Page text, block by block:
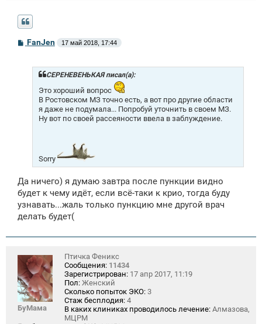
СFanJen 17 май 2018, 17:44
СЕРЕНЕВЕНЬКАЯ писал(а):
Это хороший вопрос
В Ростовском МЗ точно есть, а вот про другие области
я даже не подумала... Попробуй уточнить в своем МЗ.
Ну вот по своей рассеяности ввела в заблуждение.
Sorry
Да ничего) я думаю завтра после пункции видно
будет к чему идёт, если всё-таки к крио, тогда буду
узнавать...жаль только пункцию мне другой врач
делать будет(
БуМама
Птичка Феникс
Сообщения: 11434
Зарегистрирован: 17 апр 2017, 11:19
Пол: Женский
Сколько попыток ЭКО: 3
Стаж бесплодия: 4
В каких клиниках проводилось лечение: Алмазова,
МЦРМ